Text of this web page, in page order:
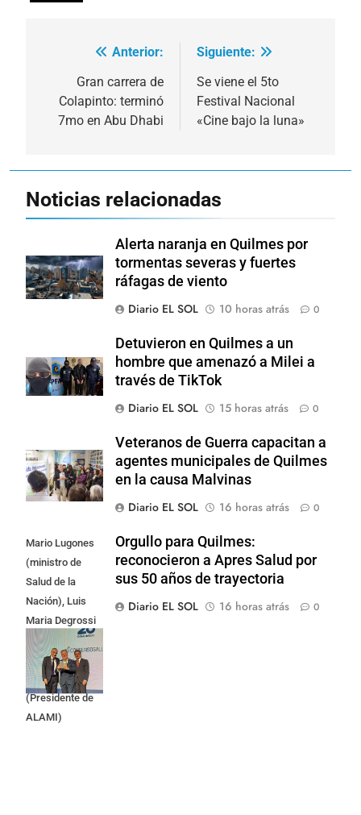
Navegación
entradas
Anterior:
Gran carrera de
Colapinto: terminó
7mo en Abu Dhabi
Siguiente:
Se viene el 5to
Festival Nacional
«Cine bajo la luna»
Noticias relacionadas
Alerta naranja en Quilmes por
tormentas severas y fuertes
ráfagas de viento
Diario EL SOL
10 horas atrás 0
Detuvieron en Quilmes a un
hombre que amenazó a Milei a
través de TikTok
Diario EL SOL
15 horas atrás 0
Veteranos de Guerra capacitan a
agentes municipales de Quilmes
en la causa Malvinas
Diario EL SOL
16 horas atrás 0
Mario Lugones
(ministro de
Salud de la
Nación), Luis
Maria Degrossi
(Presidente de
Apres Salud) y
Cristian Mazza
(Presidente de
ALAMI)
Orgullo para Quilmes:
reconocieron a Apres Salud por
sus 50 años de trayectoria
Diario EL SOL
16 horas atrás 0